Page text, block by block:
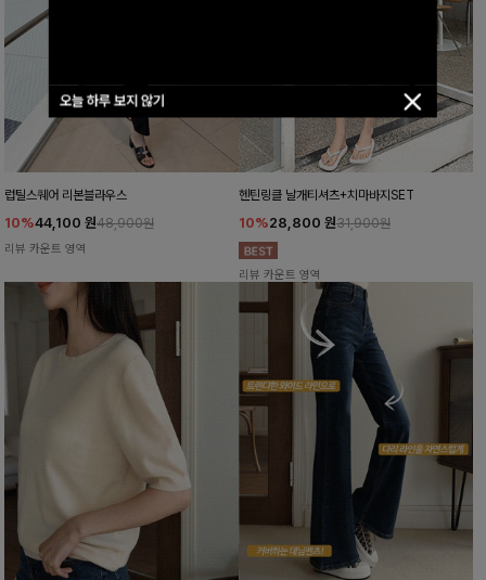
오늘 하루 보지 않기
럽틸스퀘어 리본블라우스
10%44,100 원48,900원
리뷰 카운트 영역
헨틴링클 날개티셔츠+치마바지SET
10%28,800 원31,900원
리뷰 카운트 영역